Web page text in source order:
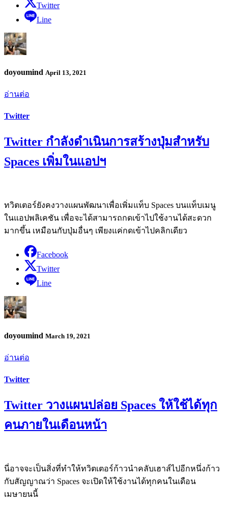
Twitter
Line
doyoumind April 13, 2021
อ่านต่อ
Twitter
Twitter กำลังดำเนินการสร้างปุ่มสำหรับ
Spaces เพิ่มในแอปฯ
ทวิตเตอร์ยังคงวางแผนพัฒนาเพื่อเพิ่มแท็บ Spaces บนแท็บเมนู
ในแอปพลิเคชัน เพื่อจะได้สามารถกดเข้าไปใช้งานได้สะดวก
มากขึ้น เหมือนกับปุ่มอื่นๆ เพียงแค่กดเข้าไปคลิกเดียว
Facebook
Twitter
Line
doyoumind March 19, 2021
อ่านต่อ
Twitter
Twitter วางแผนปล่อย Spaces ให้ใช้ได้ทุก
คนภายในเดือนหน้า
นี่อาจจะเป็นสิ่งที่ทำให้ทวิตเตอร์ก้าวนำคลับเฮาส์ไปอีกหนึ่งก้าว
กับสัญญาณว่า Spaces จะเปิดให้ใช้งานได้ทุกคนในเดือน
เมษายนนี้